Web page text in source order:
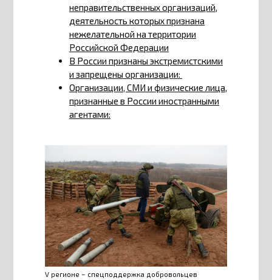
неправительственных организаций,
деятельность которых признана
нежелательной на территории
Российской Федерации
В России признаны экстремистскими
и запрещены организации:
Организации, СМИ и физические лица,
признанные в России иностранными
агентами:
V регионе – спецподдержка добровольцев